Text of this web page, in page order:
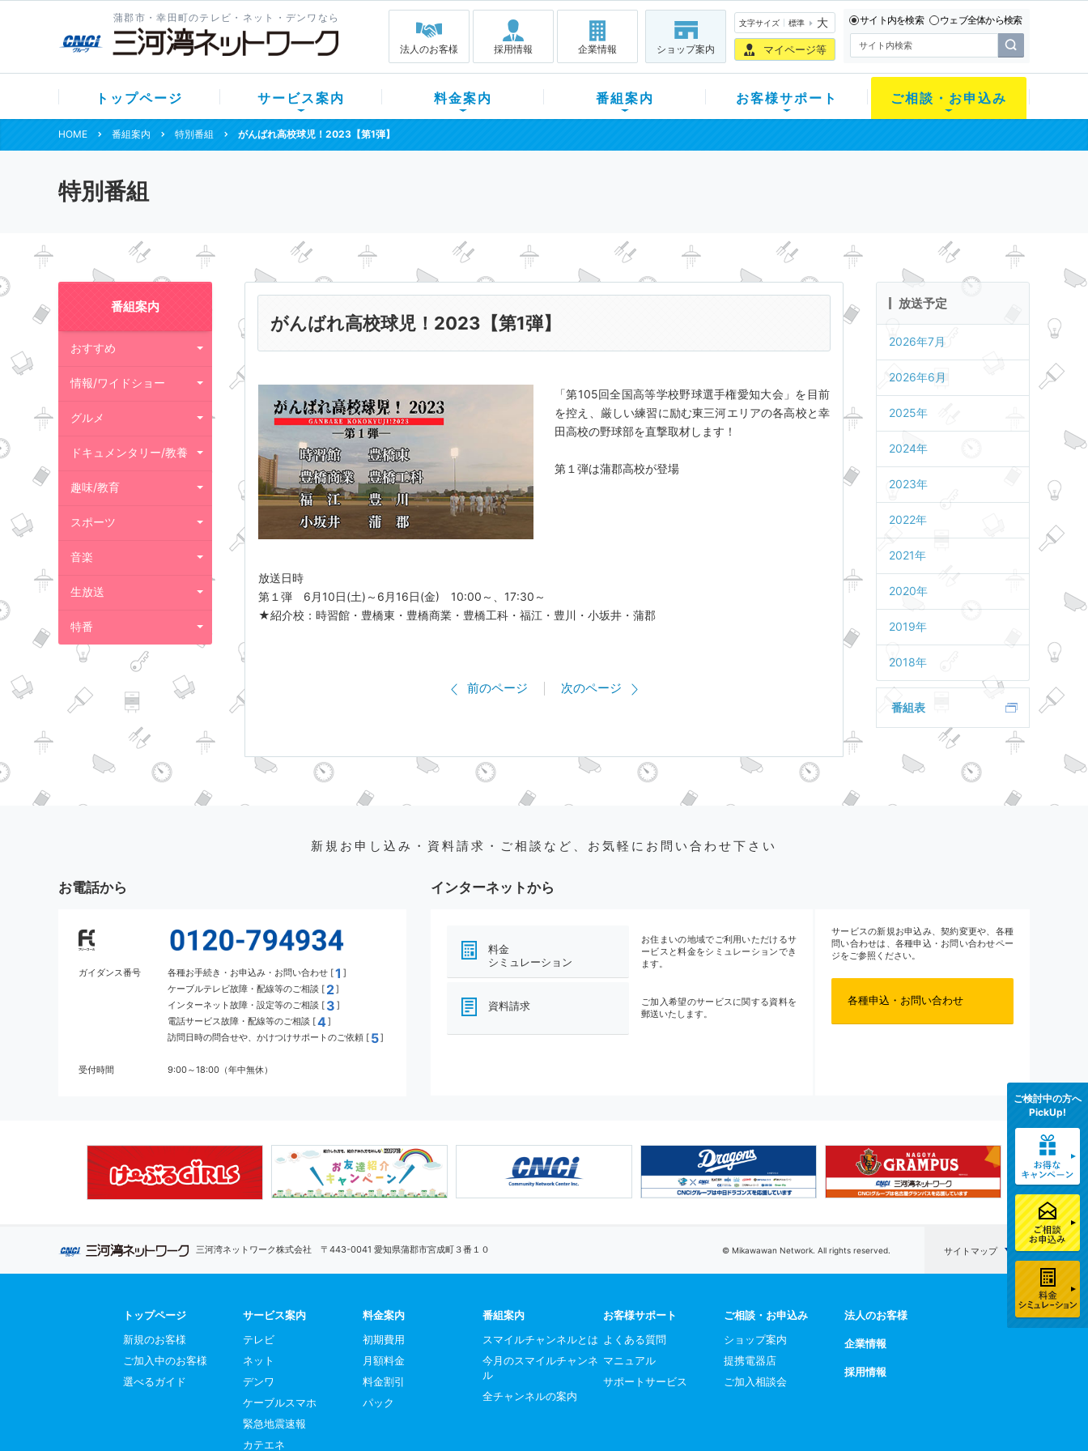
蒲郡市・幸田町のテレビ・ネット・デンワなら
法人のお客様 採用情報 企業情報 ショップ案内
文字サイズ 標準 大
マイページ等
サイト内を検索 ウェブ全体から検索
トップページ サービス案内 料金案内 番組案内 お客様サポート ご相談・お申込み
HOME 番組案内 特別番組 がんばれ高校球児！2023【第1弾】
特別番組
番組案内
おすすめ
情報/ワイドショー
グルメ
ドキュメンタリー/教養
趣味/教育
スポーツ
音楽
生放送
特番
がんばれ高校球児！2023【第1弾】
「第105回全国高等学校野球選手権愛知大会」を目前
を控え、厳しい練習に励む東三河エリアの各高校と幸
田高校の野球部を直撃取材します！
第１弾は蒲郡高校が登場
放送日時
第１弾 6月10日(土)～6月16日(金) 10:00～、17:30～
★紹介校：時習館・豊橋東・豊橋商業・豊橋工科・福江・豊川・小坂井・蒲郡
前のページ 次のページ
放送予定
2026年7月
2026年6月
2025年
2024年
2023年
2022年
2021年
2020年
2019年
2018年
番組表
新規お申し込み・資料請求・ご相談など、お気軽にお問い合わせ下さい
お電話から
ガイダンス番号 各種お手続き・お申込み・お問い合わせ [1 ]
ケーブルテレビ故障・配線等のご相談 [ 2]
インターネット故障・設定等のご相談 [ 3 ]
電話サービス故障・配線等のご相談 [4]
訪問日時の問合せや、かけつけサポートのご依頼 [ 5]
受付時間 9:00～18:00（年中無休）
インターネットから
料金
シミュレーション
お住まいの地域でご利用いただけるサ
ービスと料金をシミュレーションでき
ます。
資料請求
ご加入希望のサービスに関する資料を
郵送いたします。
サービスの新規お申込み、契約変更や、各種
問い合わせは、各種申込・お問い合わせペー
ジをご参照ください。
各種申込・お問い合わせ
三河湾ネットワーク株式会社 〒443-0041 愛知県蒲郡市宮成町３番１０ © Mikawawan Network. All rights reserved. サイトマップ
トップページ
新規のお客様
ご加入中のお客様
選べるガイド
サービス案内
テレビ
ネット
デンワ
ケーブルスマホ
緊急地震速報
カテエネ
料金案内
初期費用
月額料金
料金割引
パック
番組案内
スマイルチャンネルとは
今月のスマイルチャンネ
ル
全チャンネルの案内
お客様サポート
よくある質問
マニュアル
サポートサービス
ご相談・お申込み
ショップ案内
提携電器店
ご加入相談会
法人のお客様
企業情報
採用情報
ご検討中の方へ
PickUp!